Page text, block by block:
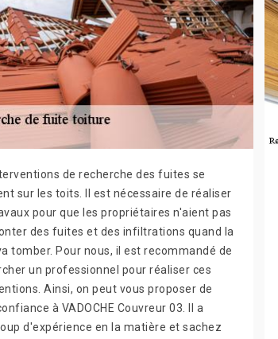
de recherche des fuites se
sur les toits. Il est nécessaire de réaliser
pour que les propriétaires n'aient pas
des fuites et des infiltrations quand la
tomber. Pour nous, il est recommandé de
un professionnel pour réaliser ces
Ainsi, on peut vous proposer de
à VADOCHE Couvreur 03. Il a
d'expérience en la matière et sachez